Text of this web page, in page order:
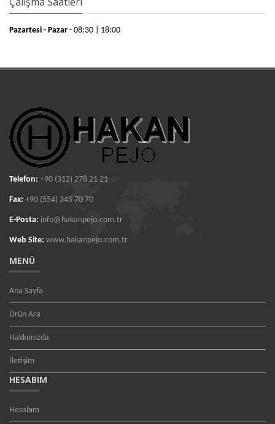
Pazartesi - Pazar - 08:30 | 18:00
Telefon: +90 (312) 278 21 21
Fax: +90 (554) 345 70 70
E-Posta: info@hakanpejo.com.tr
Web Site: www.hakanpejo.com.tr
MENÜ
Ana Sayfa
Ürün Ara
Hakkımızda
İletişim
HESABIM
Hesabım